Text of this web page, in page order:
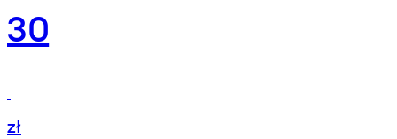
30
zł